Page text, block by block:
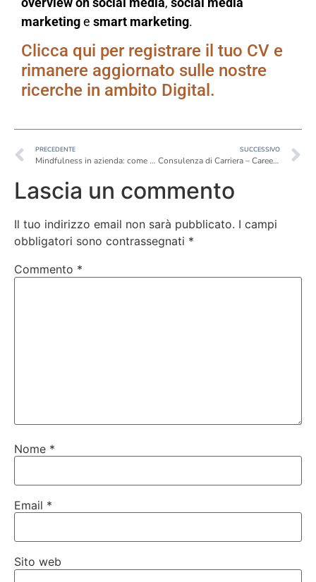
marketinge smart marketing.
Clicca qui per registrare il tuo CV e
rimanere aggiornato sulle nostre
ricerche in ambito Digital.
PRECEDENTE
Mindfulness in azienda: come gestire lo stress del Management
SUCCESSIVO
Consulenza di Carriera – Career Coaching: l’esperienza di Giuliana Brancucci
Lascia un commento
Il tuo indirizzo email non sarà pubblicato. I campi
obbligatori sono contrassegnati *
Commento *
Nome *
Email *
Sito web